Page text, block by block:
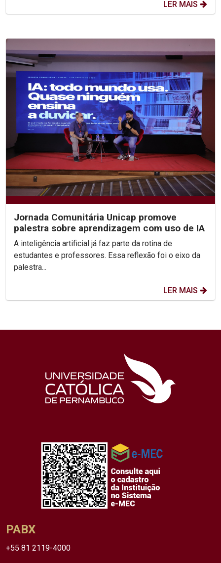
LER MAIS
Jornada Comunitária Unicap promove
palestra sobre aprendizagem com uso de IA
A inteligência artificial já faz parte da rotina de
estudantes e professores. Essa reflexão foi o eixo da
palestra...
LER MAIS
PABX
+55 81 2119-4000